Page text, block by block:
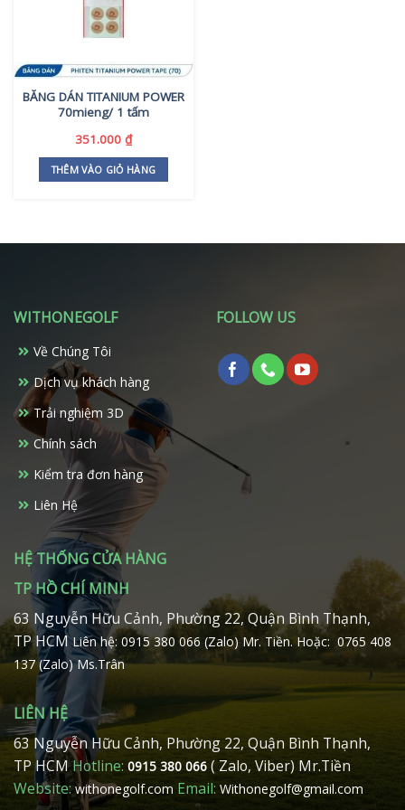
BĂNG DÁN TITANIUM POWER
70mieng/ 1 tấm
351.000 ₫
THÊM VÀO GIỎ HÀNG
WITHONEGOLF
Về Chúng Tôi
Dịch vụ khách hàng
Trải nghiệm 3D
Chính sách
Kiểm tra đơn hàng
Liên Hệ
FOLLOW US
HỆ THỐNG CỬA HÀNG
TP HỒ CHÍ MINH
63 Nguyễn Hữu Cảnh, Phường 22, Quận Bình Thạnh,
TP HCMLiên hệ: 0915 380 066 (Zalo) Mr. Tiền. Hoặc: 0765 408
137 (Zalo) Ms.Trân
LIÊN HỆ
63 Nguyễn Hữu Cảnh, Phường 22, Quận Bình Thạnh,
TP HCMHotline: 0915 380 066 ( Zalo, Viber) Mr.Tiền
Website:withonegolf.com Email: Withonegolf@gmail.com